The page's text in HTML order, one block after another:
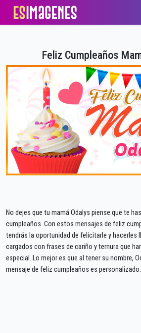
Feliz Cumpleaños
No dejes que tu mamá Odalys piense que te
cumpleaños. Con estos mensajes de feliz
tendrás la oportunidad de felicitarle y hacerles
cargados con frases de cariño y ternura que
especial. Lo mejor es que al tener su nombre,
mensaje de feliz cumpleaños es personalizado.